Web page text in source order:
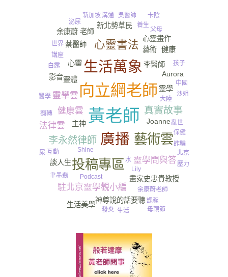
黃老師
向立綱老師
廣播
生活萬象
投稿專區
藝術雲
心靈書法
李永然律師
真實故事
健康雲
靈學問與答
駐北京靈學觀小編
靈學雲
法律雲
心靈
李醫師
靈體
畫家史忠貴教授
Joanne
新北勢草民
神尊說的話要聽
靈學
蔡醫師
心靈畫作
主神
影音
談人生
生活美學
Aurora
健康
余康蔚 老師
藝術
養生
保健
Lily
白露
翻轉
沙姐
余康蔚老師
醫學
聿墨翡
講座
生活
吳醫師
父母
新加坡
課程
世界
互動
大陸
孩子
Shine
詐騙
北京
溝通
泌尿
亂世
卡陰
母親節
壓力
水
發炎
尿
Podcast
中國